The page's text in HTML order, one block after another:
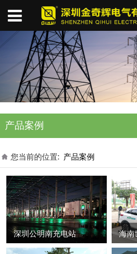
产品案例
您当前的位置: 产品案例
深圳公明南充电站 海南